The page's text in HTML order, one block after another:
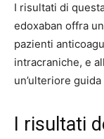
I risultati di
edoxaban offra
pazienti
intracraniche, e
un’ulteriore
I risultati